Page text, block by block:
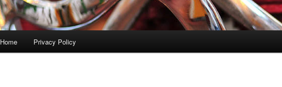
Home Privacy Policy